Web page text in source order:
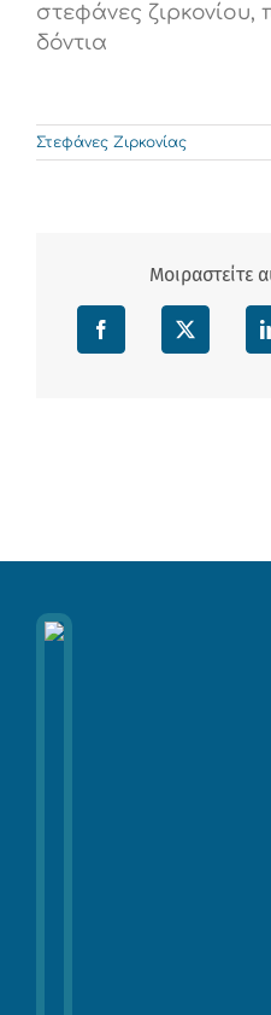
στεφάνες
δόντια
Στεφάνες Ζιρκονίας
Μοιραστείτε
Facebook X